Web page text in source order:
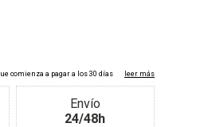
Envío
24/48h